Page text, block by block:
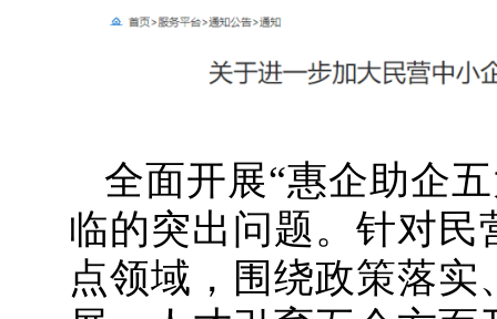
全面开展“惠企助企
临的突出问题。 针对民
点领域，围绕政策落